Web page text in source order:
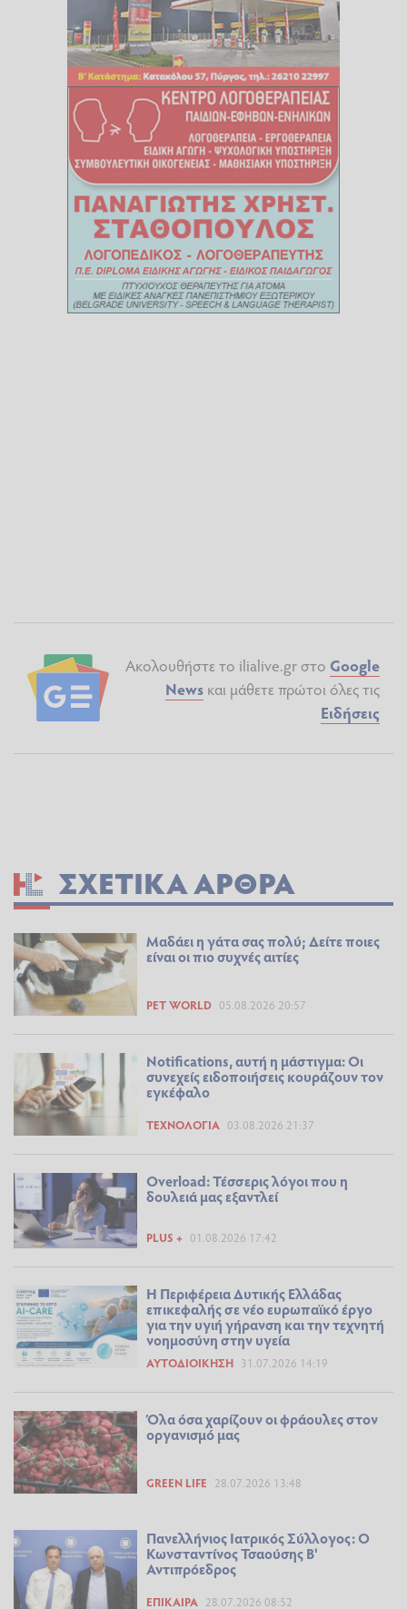
Ακολουθήστε το ilialive.gr στο Google
News και μάθετε πρώτοι όλες τις
Ειδήσεις
ΣΧΕΤΙΚΆ ΆΡΘΡΑ
Μαδάει η γάτα σας πολύ; Δείτε ποιες
είναι οι πιο συχνές αιτίες
PET WORLD 05.08.2026 20:57
Notifications, αυτή η μάστιγμα: Οι
συνεχείς ειδοποιήσεις κουράζουν τον
εγκέφαλο
ΤΕΧΝΟΛΟΓΊΑ 03.08.2026 21:37
Overload: Τέσσερις λόγοι που η
δουλειά μας εξαντλεί
PLUS + 01.08.2026 17:42
Η Περιφέρεια Δυτικής Ελλάδας
επικεφαλής σε νέο ευρωπαϊκό έργο
για την υγιή γήρανση και την τεχνητή
νοημοσύνη στην υγεία
ΑΥΤΟΔΙΟΊΚΗΣΗ 31.07.2026 14:19
Όλα όσα χαρίζουν οι φράουλες στον
οργανισμό μας
GREEN LIFE 28.07.2026 13:48
Πανελλήνιος Ιατρικός Σύλλογος: Ο
Κωνσταντίνος Τσαούσης Β'
Αντιπρόεδρος
ΕΠΊΚΑΙΡΑ 28.07.2026 08:52